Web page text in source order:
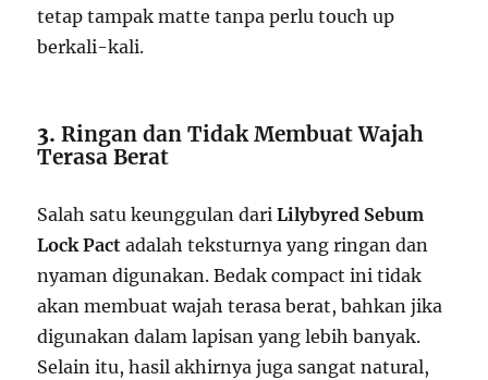
tetap tampak matte tanpa perlu touch up
berkali-kali.
3.Ringan dan Tidak Membuat Wajah
Terasa Berat
Salah satu keunggulan dariLilybyred Sebum
Lock Pact adalah teksturnya yang ringan dan
nyaman digunakan. Bedak compact ini tidak
akan membuat wajah terasa berat, bahkan jika
digunakan dalam lapisan yang lebih banyak.
Selain itu, hasil akhirnya juga sangat natural,